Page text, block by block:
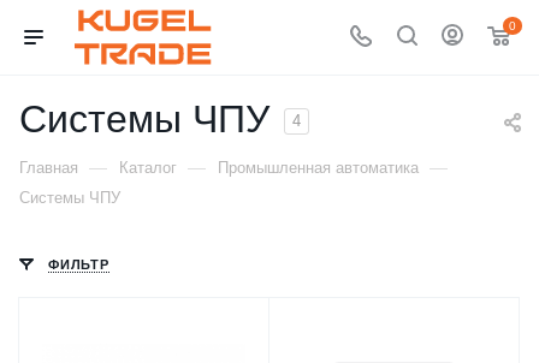
0
Системы ЧПУ 4
Главная — Каталог — Промышленная автоматика —
Системы ЧПУ
ФИЛЬТР